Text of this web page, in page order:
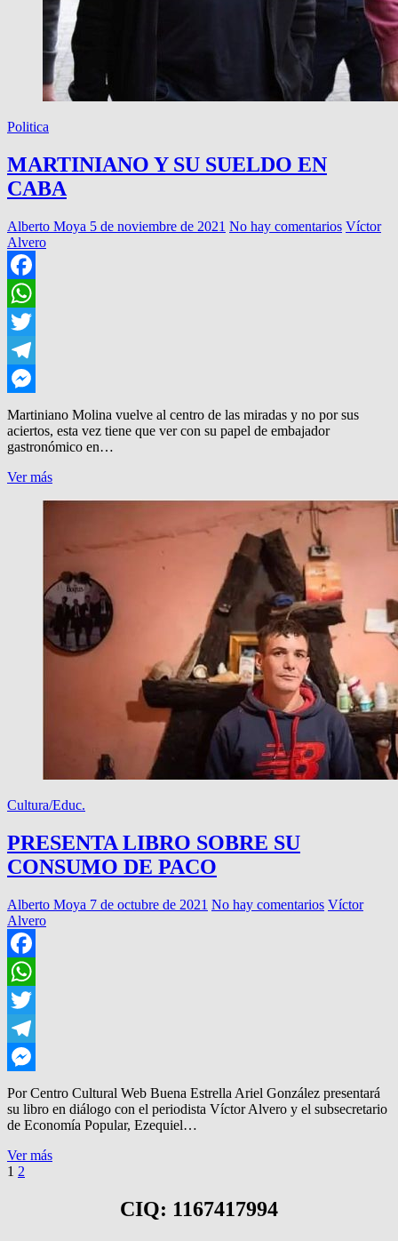
Politica
MARTINIANO Y SU SUELDO EN
CABA
Alberto Moya 5 de noviembre de 2021 No hay comentarios Víctor
Alvero
Facebook
WhatsApp
Twitter
Telegram
Messenger
Martiniano Molina vuelve al centro de las miradas y no por sus
aciertos, esta vez tiene que ver con su papel de embajador
gastronómico en…
Ver másMARTINIANO
CABA
Cultura/Educ.
PRESENTA LIBRO SOBRE SU
CONSUMO DE PACO
Alberto Moya 7 de octubre de 2021 No hay comentarios Víctor
Alvero
Facebook
WhatsApp
Twitter
Telegram
Messenger
Por Centro Cultural Web Buena Estrella Ariel González presentará
su libro en diálogo con el periodista Víctor Alvero y el subsecretario
de Economía Popular, Ezequiel…
Ver másPRESENTA
CONSUMO
Paginación
Página
1 Página
2
CIQ: 1167417994